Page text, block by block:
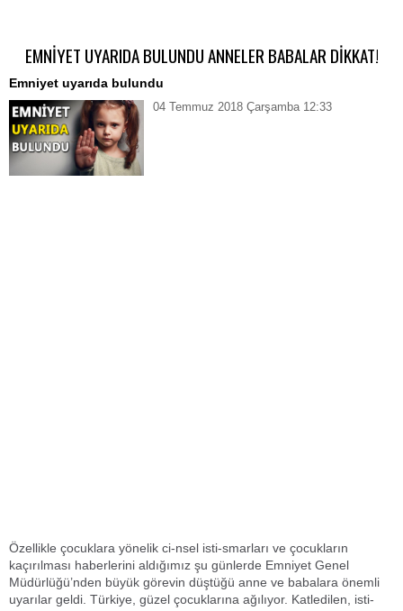
EMNİYET UYARIDA BULUNDU ANNELER BABALAR DİKKAT!
Emniyet uyarıda bulundu
04 Temmuz 2018 Çarşamba 12:33
Özellikle çocuklara yönelik ci-nsel isti-smarları ve çocukların
kaçırılması haberlerini aldığımız şu günlerde Emniyet Genel
Müdürlüğü’nden büyük görevin düştüğü anne ve babalara önemli
uyarılar geldi. Türkiye, güzel çocuklarına ağılıyor. Katledilen, isti-